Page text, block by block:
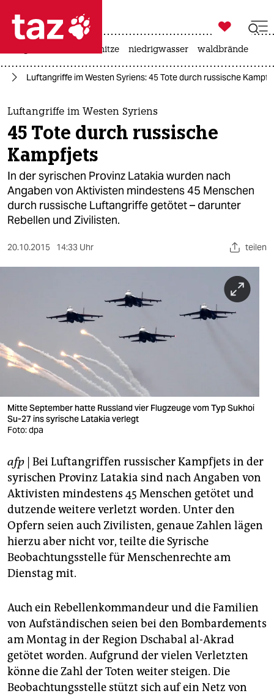
 taz zahl ich
taz zahl ich
themen
politik
öko
gesellschaft
kultur
sport
verlag
veranstaltungen
shop
fragen & hilfe
unterstützen
abo
genossenschaft
epaper login

taz zahl ich
hitze niedrigwasser waldbrände
Luftangriffe im Westen Syriens: 45 Tote durch russische
Luftangriffe im Westen Syriens
45 Tote durch russische
Kampfjets
In der syrischen Provinz Latakia wurden nach
Angaben von Aktivisten mindestens 45 Menschen
durch russische Luftangriffe getötet – darunter
Rebellen und Zivilisten.
20.10.2015 14:33 Uhr teilen
Mitte September hatte Russland vier Flugzeuge vom Typ Sukhoi
Su-27 ins syrische Latakia verlegt
Foto: dpa
afp | Bei Luftangriffen russischer Kampfjets in der
syrischen Provinz Latakia sind nach Angaben von
Aktivisten mindestens 45 Menschen getötet und
dutzende weitere verletzt worden. Unter den
Opfern seien auch Zivilisten, genaue Zahlen lägen
hierzu aber nicht vor, teilte die Syrische
Beobachtungsstelle für Menschenrechte am
Dienstag mit.
Auch ein Rebellenkommandeur und die Familien
von Aufständischen seien bei den Bombardements
am Montag in der Region Dschabal al-Akrad
getötet worden. Aufgrund der vielen Verletzten
könne die Zahl der Toten weiter steigen. Die
Beobachtungsstelle stützt sich auf ein Netz von